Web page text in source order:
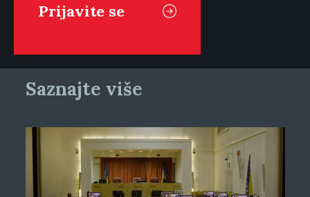
Saznajte više